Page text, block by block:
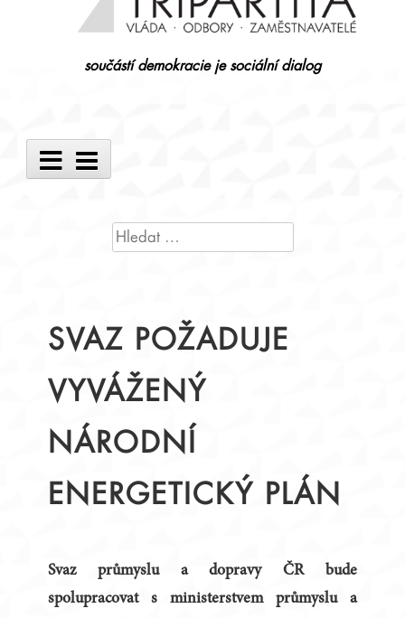
součástí demokracie je sociální dialog
Main
Menu
VYHLEDÁVÁNÍ
SVAZ POŽADUJE
VYVÁŽENÝ
NÁRODNÍ
ENERGETICKÝ PLÁN
Svaz průmyslu a dopravy ČR bude
spolupracovat s ministerstvem průmyslu a